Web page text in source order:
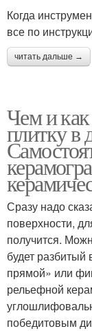
Когда
все по
читать дальше →
Чем и
плитку в
Сразу надо
поверхности,
получится.
будет разбитый
прямой» или
рельефной
победитовым